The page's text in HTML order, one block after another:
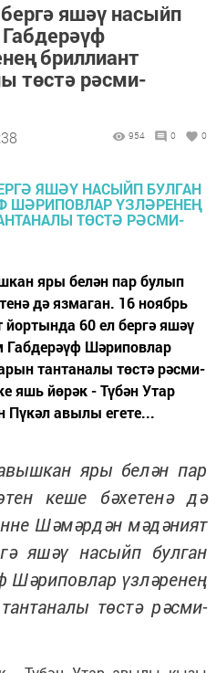
яшәү насыйп
бриллиант
төстә рәсми­
954 0 0
яры белән пар булып
дә язмаган. 16 ноябрь
60 ел бергә яшәү
Габдерәүф Шәриповлар
тантаналы төстә рәсми­
яшь йөрәк - Түбән Утар
авылы егете...
яры белән пар
кеше бәхетенә дә
Шәмәрдән мәдәният
яшәү насыйп булган
Шәриповлар үзләренең
төстә рәсми­